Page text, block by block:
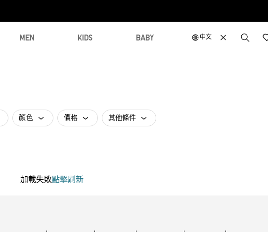
MEN KIDS BABY 中文
顏色 價格 其他條件
加載失敗點擊刷新